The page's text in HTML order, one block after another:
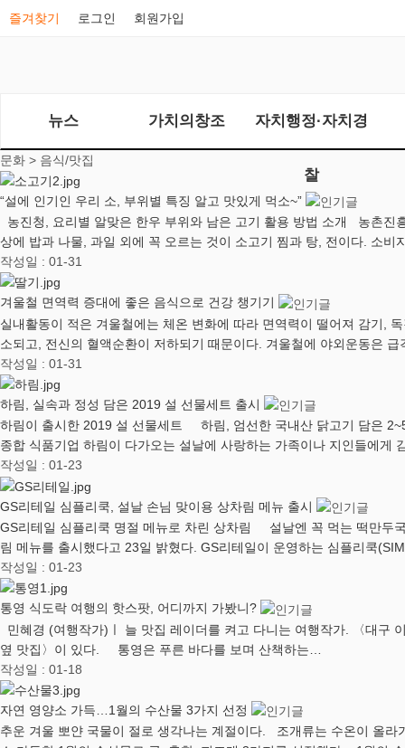
즐겨찾기 로그인 회원가입
뉴스 가치의창조 자치행정·자치경
찰
문화 > 음식/맛집
“설에 인기인 우리 소, 부위별 특징 알고 맛있게 먹소~”
농진청, 요리별 알맞은 한우 부위와 남은 고기 활용 방법 소개 농촌
상에 밥과 나물, 과일 외에 꼭 오르는 것이 소고기 찜과 탕, 전이다. 소비
작성일 : 01-31
겨울철 면역력 증대에 좋은 음식으로 건강 챙기기
실내활동이 적은 겨울철에는 체온 변화에 따라 면역력이 떨어져 감기,
소되고, 전신의 혈액순환이 저하되기 때문이다. 겨울철에 야외운동은
작성일 : 01-31
하림, 실속과 정성 담은 2019 설 선물세트 출시
하림이 출시한 2019 설 선물세트 하림, 엄선한 국내산 닭고기 담은
종합 식품기업 하림이 다가오는 설날에 사랑하는 가족이나 지인들에게
작성일 : 01-23
GS리테일 심플리쿡, 설날 손님 맞이용 상차림 메뉴 출시
GS리테일 심플리쿡 명절 메뉴로 차린 상차림 설날엔 꼭 먹는 떡만두
림 메뉴를 출시했다고 23일 밝혔다. GS리테일이 운영하는 심플리쿡
작성일 : 01-23
통영 식도락 여행의 핫스팟, 어디까지 가봤니?
민혜경 (여행작가)ㅣ 늘 맛집 레이더를 켜고 다니는 여행작가. 〈대구
옆 맛집〉이 있다. 통영은 푸른 바다를 보며 산책하는…
작성일 : 01-18
자연 영양소 가득…1월의 수산물 3가지 선정
추운 겨울 뽀얀 국물이 절로 생각나는 계절이다. 조개류는 수온이 올